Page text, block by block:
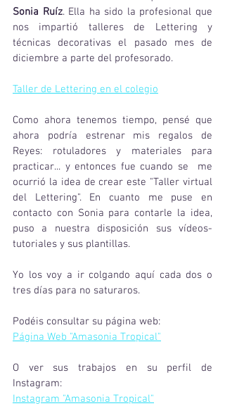
Sonia Ruíz. Ella ha sido la profesional que
nos impartió talleres de Lettering y
técnicas decorativas el pasado mes de
diciembre a parte del profesorado.
Taller de Lettering en el colegio
Como ahora tenemos tiempo, pensé que
ahora podría estrenar mis regalos de
Reyes: rotuladores y materiales para
practicar... y entonces fue cuando se  me
ocurrió la idea de crear este "Taller virtual
del Lettering". En cuanto me puse en
contacto con Sonia para contarle la idea,
puso a nuestra disposición sus vídeos-
tutoriales y sus plantillas.
Yo los voy a ir colgando aquí cada dos o
tres días para no saturaros.
Podéis consultar su página web:
Página Web "Amasonia Tropical"
O ver sus trabajos en su perfil de
Instagram:
Instagram "Amasonia Tropical"